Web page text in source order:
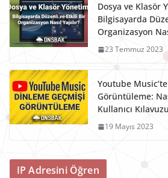
Dosya ve Klasör
Bilgisayarda
Organizasyon
23 Temmuz 2023
Youtube
Görüntüleme:
Kullanıcı Kılavuzu
19 Mayıs 2023
IP Adresini Öğren